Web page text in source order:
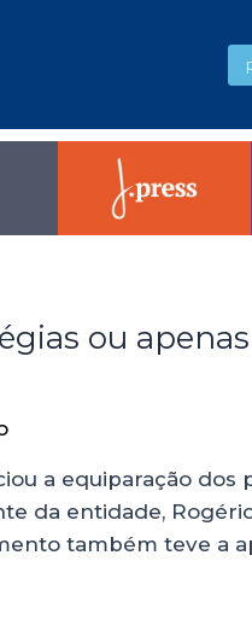
ou
a equiparação
da entidade,
também teve a